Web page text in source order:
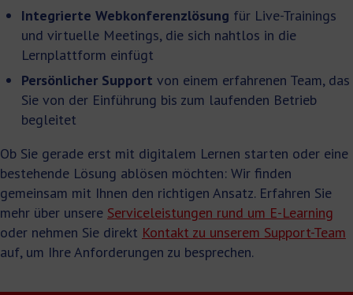
Integrierte Webkonferenzlösung für Live-Trainings
und virtuelle Meetings, die sich nahtlos in die
Lernplattform einfügt
Persönlicher Support von einem erfahrenen Team, das
Sie von der Einführung bis zum laufenden Betrieb
begleitet
Ob Sie gerade erst mit digitalem Lernen starten oder eine
bestehende Lösung ablösen möchten: Wir finden
gemeinsam mit Ihnen den richtigen Ansatz. Erfahren Sie
mehr über unsere Serviceleistungen rund um E-Learning
oder nehmen Sie direkt Kontakt zu unserem Support-Team
auf, um Ihre Anforderungen zu besprechen.